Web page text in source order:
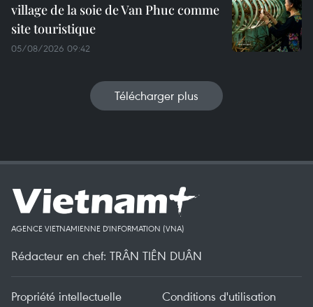
village de la soie de Van Phuc comme
site touristique
05/08/2026 09:42
Télécharger plus
AGENCE VIETNAMIENNE D'INFORMATION (VNA)
Rédacteur en chef: TRÂN TIÊN DUÂN
Propriété intellectuelle
Conditions d'utilisation